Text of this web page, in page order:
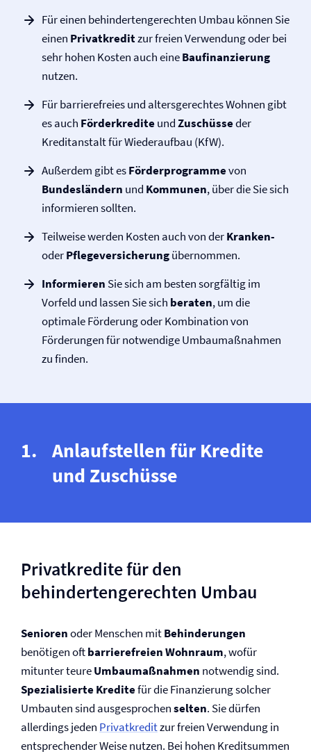
Für einen behindertengerechten Umbau können Sie
einen Privatkreditzur freien Verwendung oder bei
sehr hohen Kosten auch eineBaufinanzierung
nutzen.
Für barrierefreies und altersgerechtes Wohnen gibt
es auch FörderkrediteundZuschüsseder
Kreditanstalt für Wiederaufbau (KfW).
Außerdem gibt esFörderprogrammevon
Bundesländern und Kommunen, über die Sie sich
informieren sollten.
Teilweise werden Kosten auch von derKranken-
oderPflege­versicherungübernommen.
Informieren Sie sich am besten sorgfältig im
Vorfeld und lassen Sie sich beraten, um die
optimale Förderung oder Kombination von
Förderungen für notwendige Umbau­maßnahmen
zu finden.
Anlaufstellen für Kredite
und Zuschüsse
Privatkredite für den
behindertengerechten Umbau
Seniorenoder Menschen mitBehinderungen
benötigen oftbarrierefreien Wohnraum, wofür
mitunter teureUmbau­maßnahmen notwendig sind.
Spezialisierte Kreditefür die Finanzierung solcher
Umbauten sind ausgesprochenselten. Sie dürfen
allerdings jeden Privatkreditzur freien Verwendung in
entsprechender Weise nutzen. Bei hohen Kreditsummen